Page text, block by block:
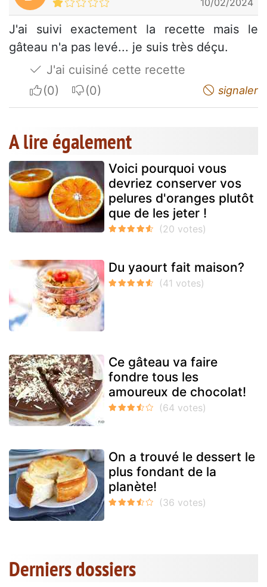
10/02/2024
J'ai suivi exactement la recette mais le
gâteau n'a pas levé... je suis très déçu.
J'ai cuisiné cette recette
I apreciateI do not appreciate signaler
A lire également
Voici pourquoi vous
devriez conserver vos
pelures d'oranges plutôt
que de les jeter !
Du yaourt fait maison?
Ce gâteau va faire
fondre tous les
amoureux de chocolat!
On a trouvé le dessert le
plus fondant de la
planète!
Derniers dossiers